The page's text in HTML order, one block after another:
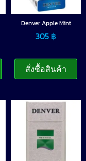
Denver Apple Mint
305 ฿
สั่งซื้อสินค้า